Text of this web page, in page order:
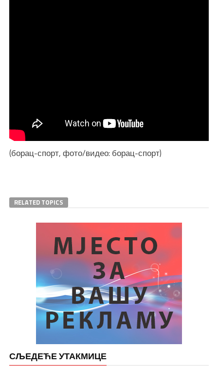
(борац-спорт, фото/видео: борац-спорт)
RELATED TOPICS
СЉЕДЕЋЕ УТАКМИЦЕ